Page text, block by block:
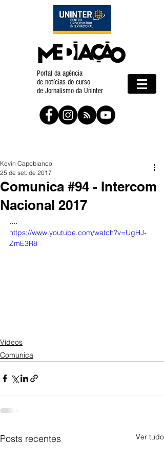
Portal da agência
de notícias do curso
de Jornalismo da Uninter
Comunica #94 - Intercom
Nacional 2017
Kevin Capobianco
25 de set. de 2017
....
https://www.youtube.com/watch?v=UgHJ-
ZmE3R8
Vídeos
Comunica
Posts recentes Ver tudo